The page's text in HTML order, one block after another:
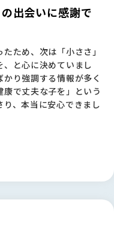
どうやっていいブリー
というのが一番の悩み
いてみたのですが、サ
で探そうと思いまし
、「ここなら信頼でき
頂いたなと、心から感
出会いに感謝で
ため、次は「小ささ」
と心に決めていまし
り強調する情報が多く
で丈夫な子を」という
、本当に安心できまし
い重みを感じるたび
でも繋がっていられる